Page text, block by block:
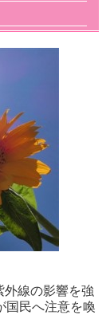
外線の影響を強
国民へ注意を喚